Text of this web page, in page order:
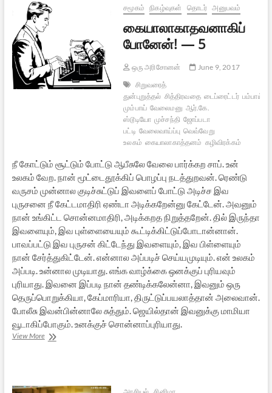
சாமானியர்கள்,
வேலைவாய்ப்புகள்
சமூகம் நிகழ்வுகள் தொடர் அனுபவம்
கையாலாகாதவனாகிப்
போனேன்! — 5
ஒரு அரிசோனன்
June 9, 2017
சிறுவரைத்
துன்புறுத்தல் சித்திரவதை டைப்ரைட்டர் பம்பாய்-
மும்பாய் வேலைமனு ஆர்.கே.
ஸ்டூடியோ முச்சந்தி ஜோப்படா
பட்டி வேலைவாய்ப்பு வெவ்வேறு
உலகம் கையாலாகாத்தனம் கழிவிரக்கம்
நீ கோட்டும் சூட்டும் போட்டு ஆபீசுலே வேலை பார்க்கற சாப். உன்
உலகம் வேற. நான் மூட்டைதூக்கிப் பொழப்பு நடத்துறவன். ரெண்டு
வருசம் முன்னால குடிச்சுட்டுப் இவளைப் போட்டு அடிச்ச இவ
புருசனை நீ கேட்டமாதிரி ஏண்டா அடிக்கறேன்னு கேட்டேன். அவனும்
நான் உங்கிட்ட சொன்னமாதிரி, அடிக்கறத நிறுத்தறேன். தில் இருந்தா
இவளையும், இவ புள்ளையையும் கூட்டிக்கிட்டுப்போடான்னான்.
பாவப்பட்டு இவ புருசன் கிட்டேந்து இவளையும், இவ பிள்ளையும்
நான் சேர்த்துகிட்டேன். என்னால அப்படிச் செய்யமுடியும். என் உலகம்
அப்படி. உன்னால முடியாது. எங்க வாழ்க்கை ஒனக்குப் புரியவும்
புரியாது. இவனை இப்படி நான் தண்டிக்கலேன்னா, இவனும் ஒரு
தெருப்பொறுக்கியா, கேப்மாரியா, திருட்டுப்பயலாத்தான் அலைவான்.
போலீசு இவன்பின்னாலே சுத்தும். ஜெயில்தான் இவனுக்கு மாமியா
வூடாகிப்போகும். உனக்குச் சொன்னாப்புரியாது.
View Moreகையாலாகாதவனாகிப்